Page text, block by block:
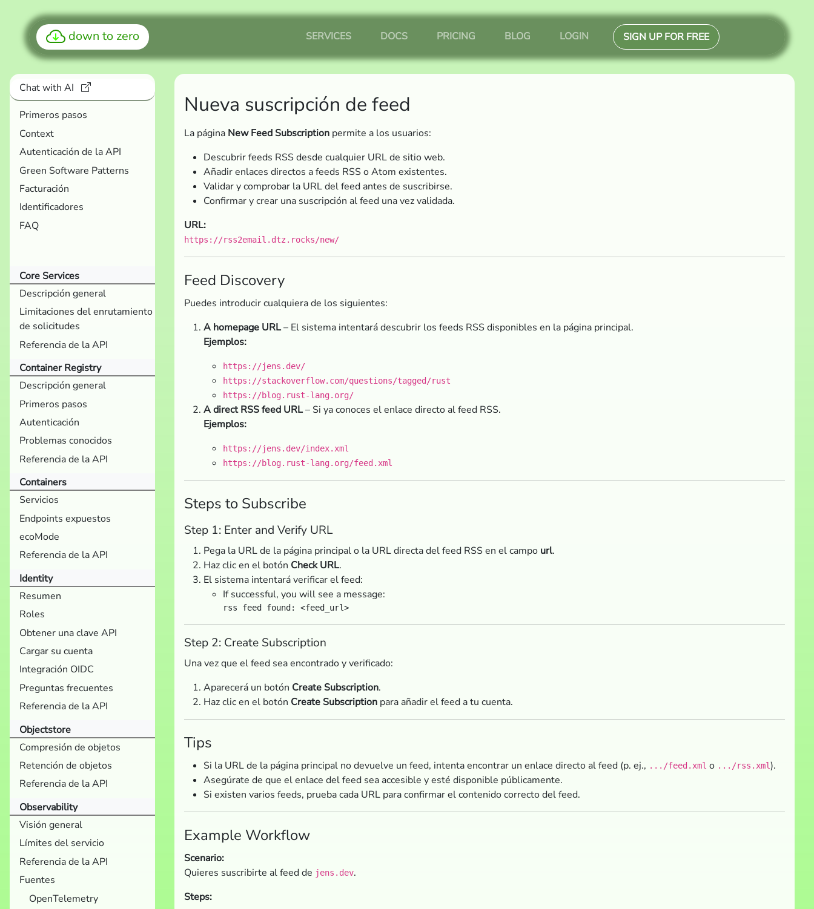
down to zero SERVICES DOCS PRICING BLOG LOGIN SIGN UP FOR FREE
Chat with AI
Primeros pasos
Context
Autenticación de la API
Green Software Patterns
Facturación
Identificadores
FAQ
Core Services
Descripción general
Limitaciones del enrutamiento
de solicitudes
Referencia de la API
Container Registry
Descripción general
Primeros pasos
Autenticación
Problemas conocidos
Referencia de la API
Containers
Servicios
Endpoints expuestos
ecoMode
Referencia de la API
Identity
Resumen
Roles
Obtener una clave API
Cargar su cuenta
Integración OIDC
Preguntas frecuentes
Referencia de la API
Objectstore
Compresión de objetos
Retención de objetos
Referencia de la API
Observability
Visión general
Límites del servicio
Referencia de la API
Fuentes
OpenTelemetry
Nueva suscripción de feed
La página New Feed Subscription permite a los usuarios:
Descubrir feeds RSS desde cualquier URL de sitio web.
Añadir enlaces directos a feeds RSS o Atom existentes.
Validar y comprobar la URL del feed antes de suscribirse.
Confirmar y crear una suscripción al feed una vez validada.
URL:
https://rss2email.dtz.rocks/new/
Feed Discovery
Puedes introducir cualquiera de los siguientes:
A homepage URL– El sistema intentará descubrir los feeds RSS disponibles en la página principal.
Ejemplos:
https://jens.dev/
https://stackoverflow.com/questions/tagged/rust
https://blog.rust-lang.org/
A direct RSS feed URL– Si ya conoces el enlace directo al feed RSS.
Ejemplos:
https://jens.dev/index.xml
https://blog.rust-lang.org/feed.xml
Steps to Subscribe
Step 1: Enter and Verify URL
Pega la URL de la página principal o la URL directa del feed RSS en el campo url.
Haz clic en el botón Check URL.
El sistema intentará verificar el feed:
If successful, you will see a message:
Step 2: Create Subscription
Una vez que el feed sea encontrado y verificado:
Aparecerá un botón Create Subscription.
Haz clic en el botón Create Subscription para añadir el feed a tu cuenta.
Tips
Si la URL de la página principal no devuelve un feed, intenta encontrar un enlace directo al feed (p. ej., .../feed.xml o .../rss.xml).
Asegúrate de que el enlace del feed sea accesible y esté disponible públicamente.
Si existen varios feeds, prueba cada URL para confirmar el contenido correcto del feed.
Example Workflow
Scenario:
Quieres suscribirte al feed de jens.dev.
Steps: